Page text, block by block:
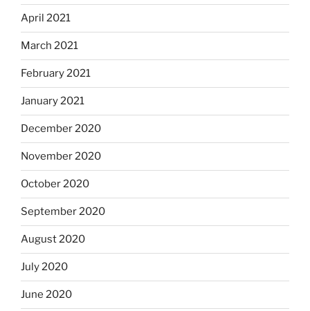
April 2021
March 2021
February 2021
January 2021
December 2020
November 2020
October 2020
September 2020
August 2020
July 2020
June 2020